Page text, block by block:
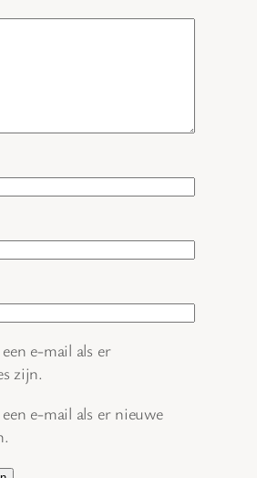
e-mail als er
zijn.
e-mail als er nieuwe